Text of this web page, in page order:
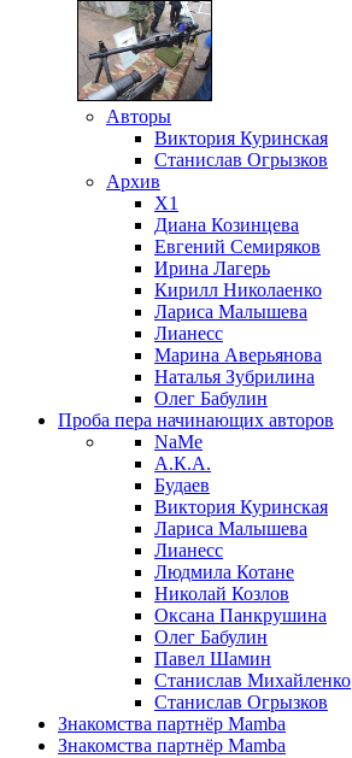
Авторы
Виктория Куринская
Станислав Огрызков
Архив
X1
Диана Козинцева
Евгений Семиряков
Ирина Лагерь
Кирилл Николаенко
Лариса Малышева
Лианесс
Марина Аверьянова
Наталья Зубрилина
Олег Бабулин
Проба пера начинающих авторов
NaMe
А.К.А.
Будаев
Виктория Куринская
Лариса Малышева
Лианесс
Людмила Котане
Николай Козлов
Оксана Панкрушина
Олег Бабулин
Павел Шамин
Станислав Михайленко
Станислав Огрызков
Знакомства партнёр Mamba
Знакомства партнёр Mamba